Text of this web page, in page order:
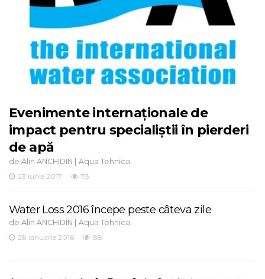
Evenimente internaționale de
impact pentru specialiștii în pierderi
de apă
de Alin ANCHIDIN | Aqua Tehnica
23 iunie 2017
73
Water Loss 2016 începe peste câteva zile
de Alin ANCHIDIN | Aqua Tehnica
28 ianuarie 2016
88